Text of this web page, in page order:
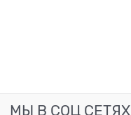
МЫ В СОЦ СЕТЯХ